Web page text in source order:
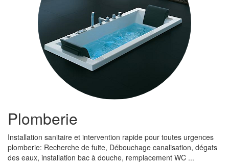
Plomberie
Installation sanitaire et intervention rapide pour toutes urgences
plomberie: Recherche de fuite, Débouchage canalisation, dégats
des eaux, installation bac à douche, remplacement WC ...